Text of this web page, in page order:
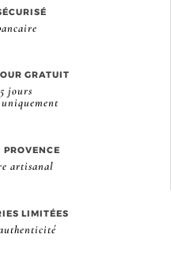
GRATUIT
jours
artisanal
LIMITÉES